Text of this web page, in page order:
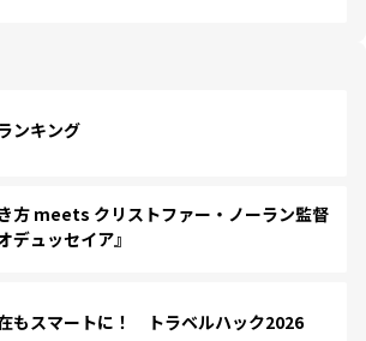
ンキング
方 meets クリストファー・ノーラン監督
デュッセイア』
もスマートに！ トラベルハック2026